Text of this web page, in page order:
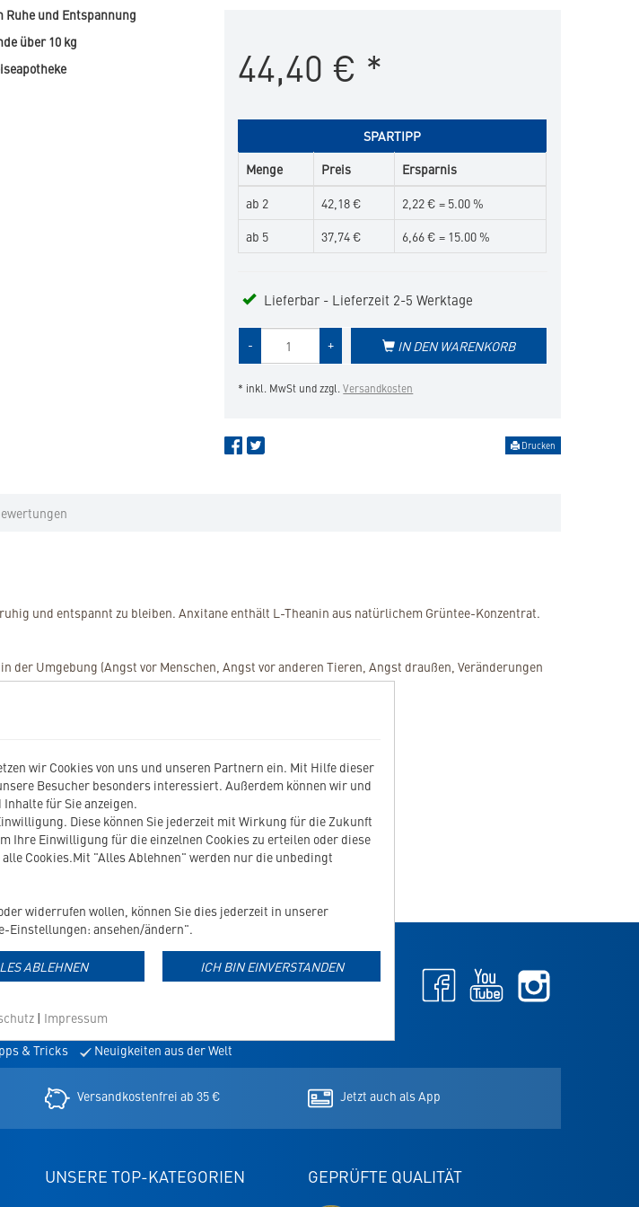
Ruhe und Entspannung
über 10 kg
44,40 € *
SPARTIPP
Menge
Preis
Ersparnis
ab 2
42,18 €
2,22 € = 5.00 %
ab 5
37,74 € 6,66 € = 15.00 %
Lieferbar - Lieferzeit 2-5 Werktage
+
- IN DEN WARENKORB
* inkl. MwSt und zzgl.Versandkosten
Drucken
und entspannt zu bleiben. Anxitane enthält L-Theanin aus natürlichem Grüntee-Konzentrat.
Umgebung (Angst vor Menschen, Angst vor anderen Tieren, Angst draußen, Veränderungen
wir Cookies von uns und unseren Partnern ein. Mit Hilfe dieser
Besucher besonders interessiert. Außerdem können wir und
für Sie anzeigen.
Diese können Sie jederzeit mit Wirkung für die Zukunft
Ihre Einwilligung für die einzelnen Cookies zu erteilen oder diese
Cookies.Mit "Alles Ablehnen" werden nur die unbedingt
widerrufen wollen, können Sie dies jederzeit in unserer
Einstellungen: ansehen/ändern".
ICH BIN EINVERSTANDEN
ABLEHNEN
| Impressum
& Tricks Neuigkeiten aus der Welt
Facebook
Tab
Youtube
Tab
Tab
Versandkostenfrei ab 35 € Jetzt auch als App
UNSERE TOP-KATEGORIEN GEPRÜFTE QUALITÄT